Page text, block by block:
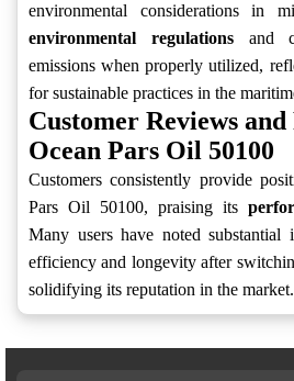
environmental considerations in
environmental regulationsand
emissions when properly utilized,
for sustainable practices in the
Customer Reviews and
Ocean Pars Oil 50100
Customers consistently provide
Pars Oil 50100, praising its
Many users have noted substantial
efficiency and longevity after
solidifying its reputation in the market.